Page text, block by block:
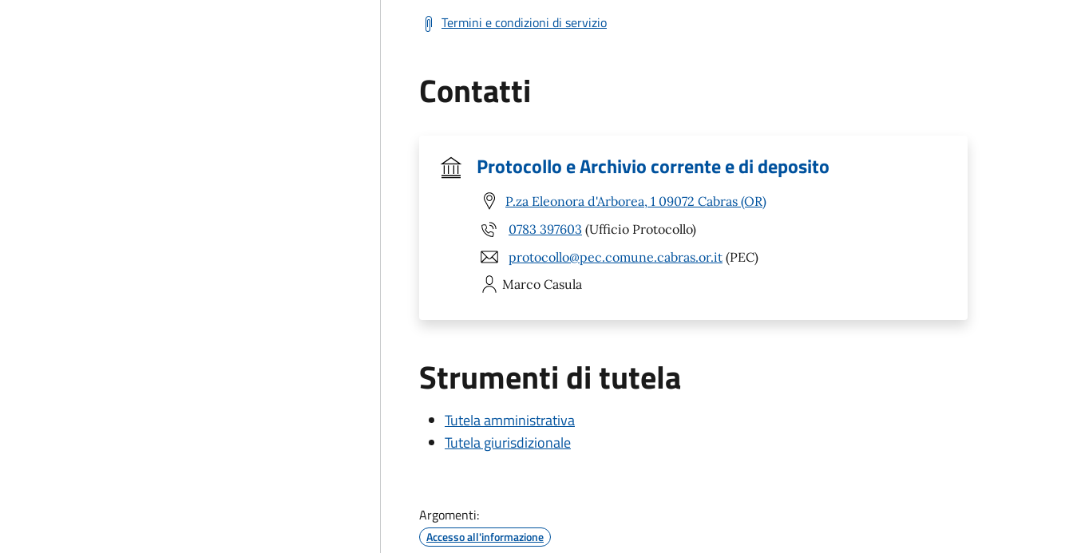
Termini e condizioni di servizio
Contatti
Protocollo e Archivio corrente e di deposito
P.za Eleonora d'Arborea, 1 09072 Cabras (OR)
0783 397603 (Ufficio Protocollo)
protocollo@pec.comune.cabras.or.it (PEC)
Marco Casula
Strumenti di tutela
Tutela amministrativa
Tutela giurisdizionale
Argomenti:
Accesso all'informazione